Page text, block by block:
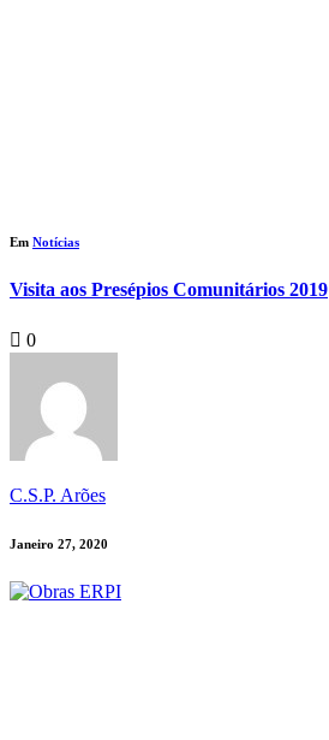
Em Notícias
Visita aos Presépios Comunitários 2019
0
C.S.P. Arões
Janeiro 27, 2020